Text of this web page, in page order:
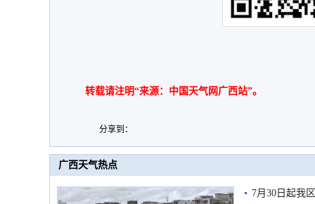
转载请注明“来源：中国天气网广西站”。
分享到：
广西天气热点
7月30日起我